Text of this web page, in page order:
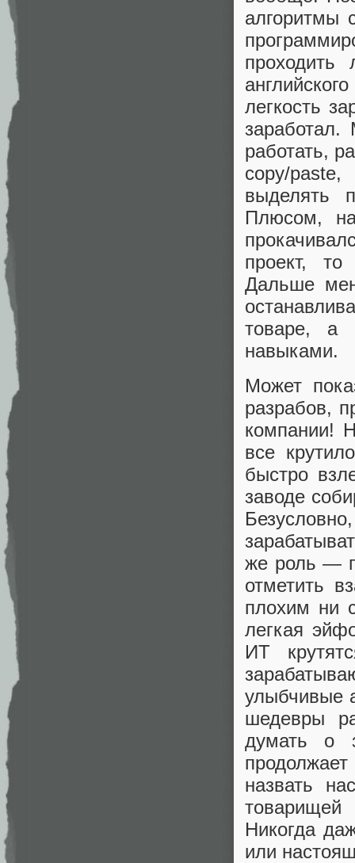
алгоритмы
проходить
легкость
работать,
copy/
выделять
Плюсом,
проект,
Дальше
товаре, а
навыками.
Может
разрабов,
компании!
все
быстро
заводе
же роль —
отметить
плохим ни
легкая
ИТ
улыбчивые
шедевры
думать о
назвать
Никогда
или